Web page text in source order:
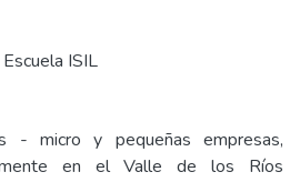
ISIL
- micro y pequeñas empresas,
en el Valle de los Ríos